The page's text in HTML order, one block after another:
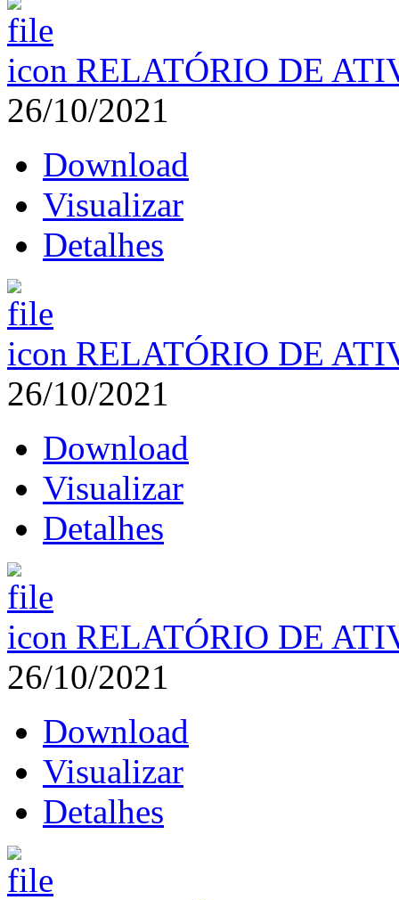
RELATÓRIO DE
26/10/2021
Download
Visualizar
Detalhes
RELATÓRIO DE
26/10/2021
Download
Visualizar
Detalhes
RELATÓRIO DE
26/10/2021
Download
Visualizar
Detalhes